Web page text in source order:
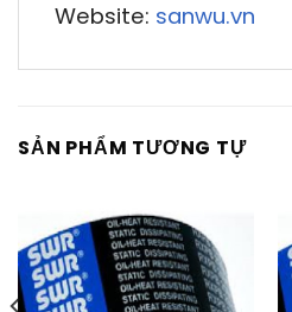
Website: sanwu.vn
SẢN PHẨM TƯƠNG TỰ